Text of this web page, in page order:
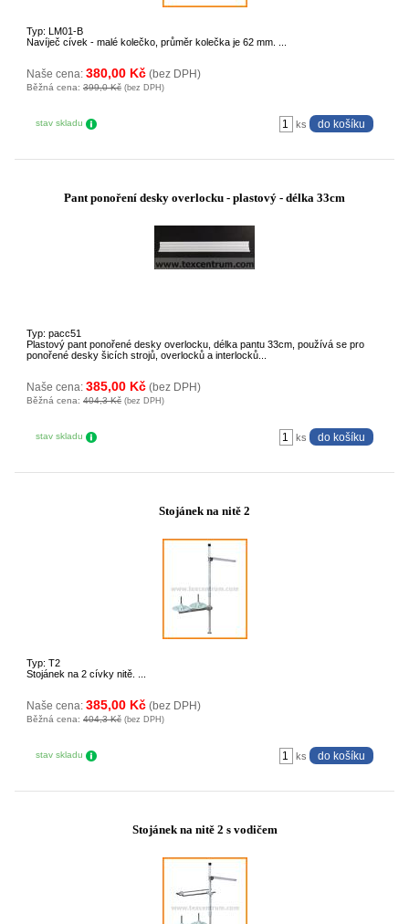
Typ: LM01-B
Navíječ cívek - malé kolečko, průměr kolečka je 62 mm. ...
Naše cena: 380,00 Kč (bez DPH)
Běžná cena: 399,0 Kč (bez DPH)
stav skladu ks
Pant ponoření desky overlocku - plastový - délka 33cm
Typ: pacc51
Plastový pant ponořené desky overlocku, délka pantu 33cm, používá se pro
ponořené desky šicích strojů, overlocků a interlocků...
Naše cena: 385,00 Kč (bez DPH)
Běžná cena: 404,3 Kč (bez DPH)
stav skladu ks
Stojánek na nitě 2
Typ: T2
Stojánek na 2 cívky nitě. ...
Naše cena: 385,00 Kč (bez DPH)
Běžná cena: 404,3 Kč (bez DPH)
stav skladu ks
Stojánek na nitě 2 s vodičem